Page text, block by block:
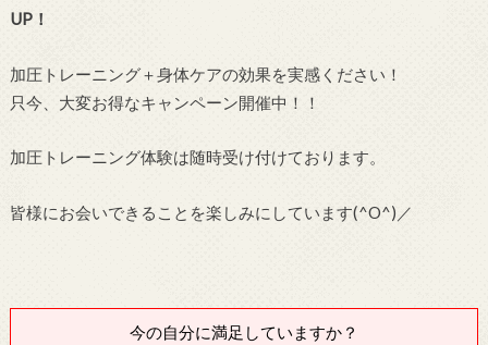
UP！
加圧トレーニング＋身体ケアの効果を実感ください！
只今、大変お得なキャンペーン開催中！！
加圧トレーニング体験は随時受け付けております。
皆様にお会いできることを楽しみにしています(^O^)／
今の自分に満足していますか？